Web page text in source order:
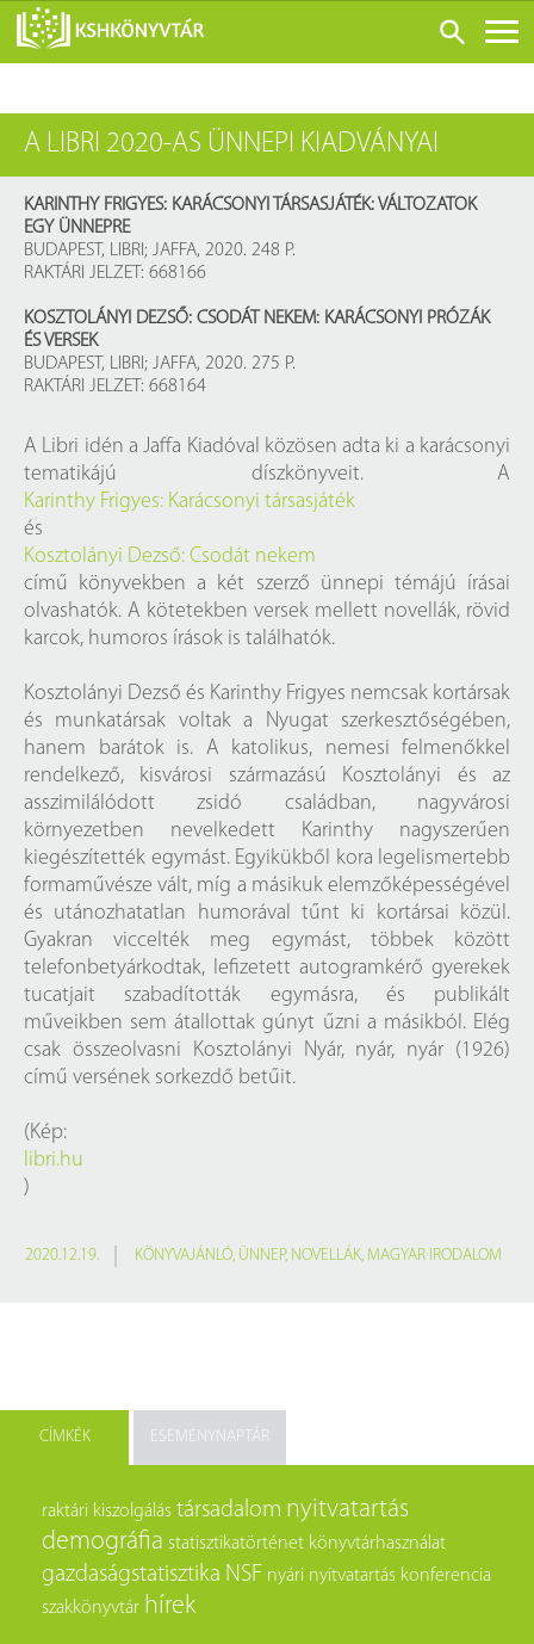
RÓLUNK
SZOLGÁLTATÁSOK
KONFERENCIÁK
ADATBÁZISOK
BLOG
A LIBRI 2020-AS ÜNNEPI KIADVÁNYAI
KARINTHY FRIGYES: KARÁCSONYI TÁRSASJÁTÉK: VÁLTOZATOK
EGY ÜNNEPRE
BUDAPEST, LIBRI; JAFFA, 2020. 248 P.
RAKTÁRI JELZET: 668166
KOSZTOLÁNYI DEZSŐ: CSODÁT NEKEM: KARÁCSONYI PRÓZÁK
ÉS VERSEK
BUDAPEST, LIBRI; JAFFA, 2020. 275 P.
RAKTÁRI JELZET: 668164
A Libri idén a Jaffa Kiadóval közösen adta ki a karácsonyi
tematikájú díszkönyveit. A
Karinthy Frigyes: Karácsonyi társasjáték
és
Kosztolányi Dezső: Csodát nekem
című könyvekben a két szerző ünnepi témájú írásai
olvashatók. A kötetekben versek mellett novellák, rövid
karcok, humoros írások is találhatók.
Kosztolányi Dezső és Karinthy Frigyes nemcsak kortársak
és munkatársak voltak a Nyugat szerkesztőségében,
hanem barátok is. A katolikus, nemesi felmenőkkel
rendelkező, kisvárosi származású Kosztolányi és az
asszimilálódott zsidó családban, nagyvárosi
környezetben nevelkedett Karinthy nagyszerűen
kiegészítették egymást. Egyikükből kora legelismertebb
formaművésze vált, míg a másikuk elemzőképességével
és utánozhatatlan humorával tűnt ki kortársai közül.
Gyakran viccelték meg egymást, többek között
telefonbetyárkodtak, lefizetett autogramkérő gyerekek
tucatjait szabadították egymásra, és publikált
műveikben sem átallottak gúnyt űzni a másikból. Elég
csak összeolvasni Kosztolányi Nyár, nyár, nyár (1926)
című versének sorkezdő betűit.
(Kép:
libri.hu
)
2020.12.19. KÖNYVAJÁNLÓ, ÜNNEP, NOVELLÁK, MAGYAR IRODALOM
CÍMKÉK ESEMÉNYNAPTÁR
raktári kiszolgálás társadalom nyitvatartás
demográfia statisztikatörténet könyvtárhasználat
gazdaságstatisztika NSF nyári nyitvatartás konferencia
szakkönyvtár hírek